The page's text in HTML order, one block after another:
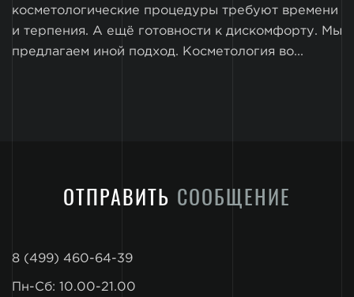
косметологические процедуры требуют времени
и терпения. А ещё готовности к дискомфорту. Мы
предлагаем иной подход. Косметология во...
ОТПРАВИТЬ СООБЩЕНИЕ
8 (499) 460-64-39
Пн-Сб: 10.00-21.00